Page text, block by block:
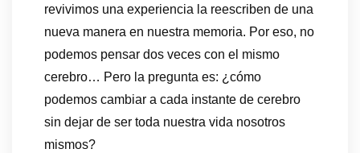
revivimos una experiencia la reescriben de una
nueva manera en nuestra memoria. Por eso, no
podemos pensar dos veces con el mismo
cerebro… Pero la pregunta es: ¿cómo
podemos cambiar a cada instante de cerebro
sin dejar de ser toda nuestra vida nosotros
mismos?